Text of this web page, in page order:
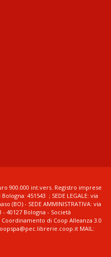
900.000 int.vers. Registro imprese
451543 ; SEDE LEGALE: via
(BO) - SEDE AMMINISTRATIVA: via
40127 Bologna - Società
di Coop Alleanza 3.0
MAIL: